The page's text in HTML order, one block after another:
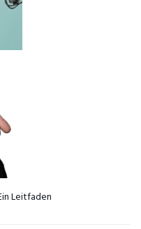
Leitfaden